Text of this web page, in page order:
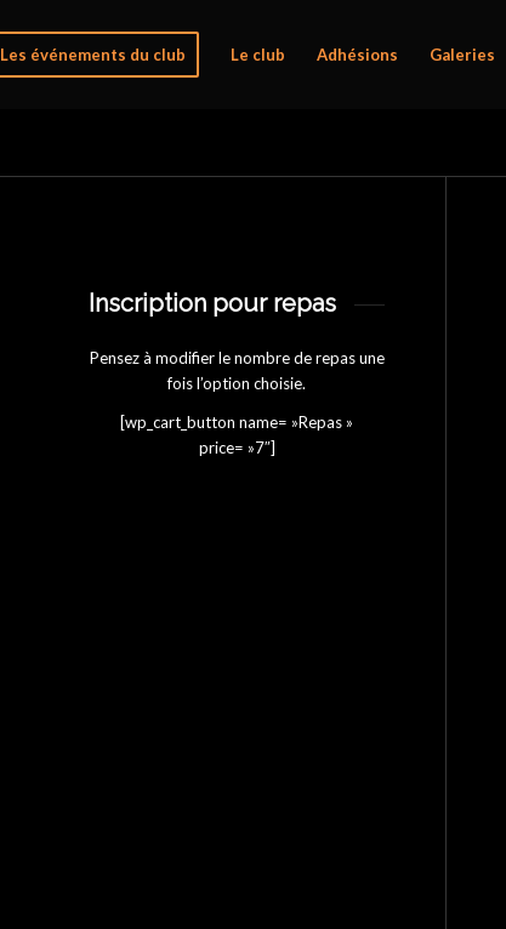
Les événements du club Le club Adhésions Galeries
Inscription pour repas
Pensez à modifier le nombre de repas une
fois l’option choisie.
[wp_cart_button name= »Repas »
price= »7″]